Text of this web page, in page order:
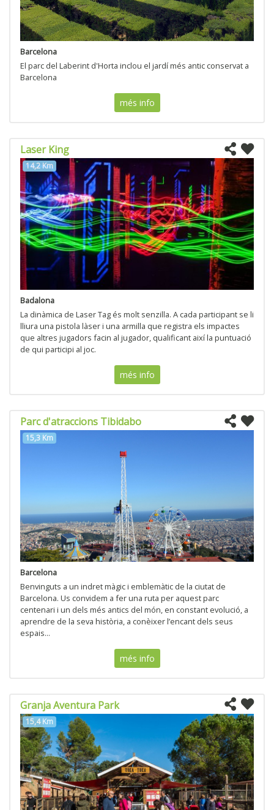
Barcelona
El parc del Laberint d'Horta inclou el jardí més antic conservat a
Barcelona
més info
Laser King
14,2 Km
Badalona
La dinàmica de Laser Tag és molt senzilla. A cada participant se li
lliura una pistola làser i una armilla que registra els impactes
que altres jugadors facin al jugador, qualificant així la puntuació
de qui participi al joc.
més info
Parc d'atraccions Tibidabo
15,3 Km
Barcelona
Benvinguts a un indret màgic i emblemàtic de la ciutat de
Barcelona. Us convidem a fer una ruta per aquest parc
centenari i un dels més antics del món, en constant evolució, a
aprendre de la seva història, a conèixer l’encant dels seus
espais...
més info
Granja Aventura Park
15,4 Km